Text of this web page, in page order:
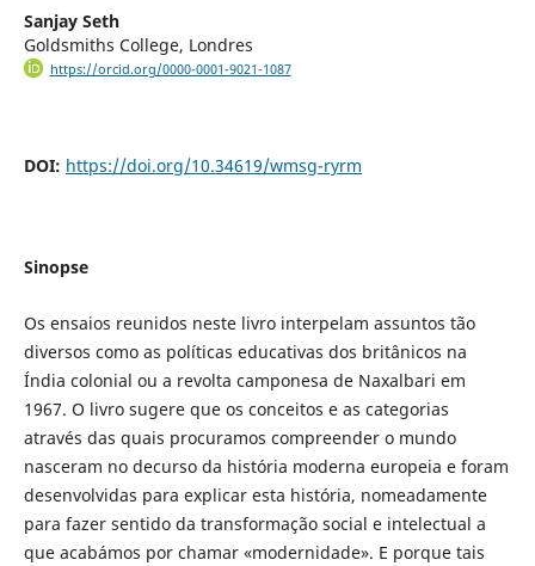
Sanjay Seth
Goldsmiths College, Londres
https://orcid.org/0000-0001-9021-1087
DOI: https://doi.org/10.34619/wmsg-ryrm
Sinopse
Os ensaios reunidos neste livro interpelam assuntos tão
diversos como as políticas educativas dos britânicos na
Índia colonial ou a revolta camponesa de Naxalbari em
1967. O livro sugere que os conceitos e as categorias
através das quais procuramos compreender o mundo
nasceram no decurso da história moderna europeia e foram
desenvolvidas para explicar esta história, nomeadamente
para fazer sentido da transformação social e intelectual a
que acabámos por chamar «modernidade». E porque tais